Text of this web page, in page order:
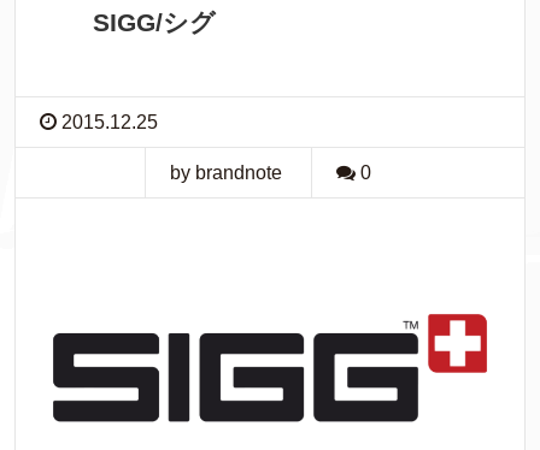
SIGG/シグ
2015.12.25
by brandnote 0